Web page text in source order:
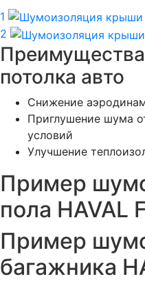
1
2
потолка авто
Снижение
Приглушение шума
условий
Улучшение
Пример
пола HAVAL
Пример
багажника